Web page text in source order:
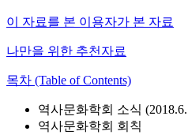
이 자료를 본 이용자가 본 자료
나만을 위한 추천자료
목차 (Table of Contents)
역사문화학회 소식
역사문화학회 회칙